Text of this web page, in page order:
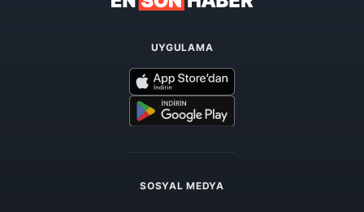
UYGULAMA
SOSYAL MEDYA